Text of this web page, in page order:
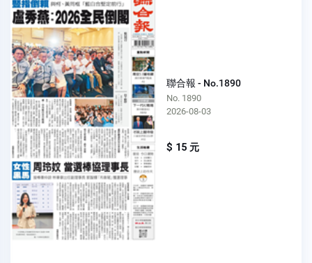
聯合報 - No.1890
No. 1890
2026-08-03
$ 15 元